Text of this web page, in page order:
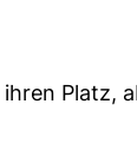
Platz,